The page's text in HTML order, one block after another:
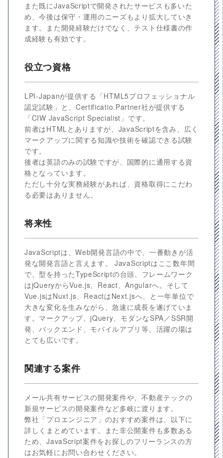
また既にJavaScriptで開発されたサービスも多いた
め、今後は保守・運用のニーズもより拡大していき
ます。また開発経験だけでなく、テスト仕様書の作
成経験も有効です。
役立つ資格
LPI-Japanが提供する「HTML5プロフェッショナル
認定試験」と、Certificatio.Partner社が提供する
「CIW JavaScript Specialist」です。
前者はHTMLとありますが、JavaScriptを含み、広く
マークアップに関する知識や技術を確認できる試験
です。
後者は英語のみの試験ですが、国際的に通用する資
格となっています。
ただし十分な実務経験があれば、資格取得にこだわ
る必要はありません。
将来性
JavaScriptは、Web開発言語の中で、一番動きが活
発な開発言語と言えます。 JavaScriptはここ数年間
で、型を持ったTypeScriptの台頭、フレームワーク
はjQueryからVue.js、React、Angularへ。そして
Vue.jsはNuxt.js、ReactはNext.jsへ、と一年単位で
大きな変化を生みながら、急速に成長を遂げていま
す。マークアップ、jQuery、モダンなSPA／SSR開
発、バックエンド、モバイルアプリ等、活躍の場は
とても広いです。
関連する案件
メール共有サービスの開発案件や、不動産テックの
新規サービスの開発案件など多岐に渡ります。
弊社「プロエンジニア」のおすすめ案件は、以下に
詳しくまとめています。また非公開案件も多数ある
ため、JavaScript案件をお探しのフリーランスの方
はお気軽にお問い合わせください。